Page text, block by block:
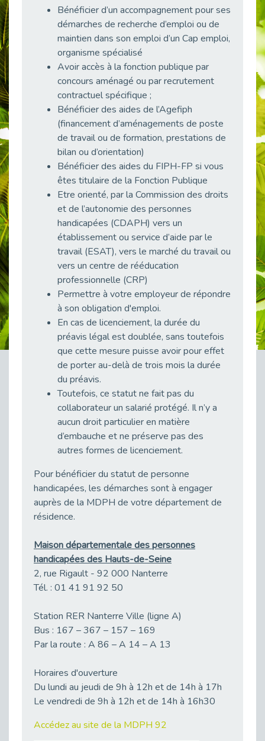
Publié le 12/05/2026
38 vidéos pour comprendre et agir durablement
Publié le 04/05/2026
Le taux d’emploi direct dans la fonction publique dépasse 6 % en 2025
Publié le 01/05/2026
Témoignage : Le parcours de Marc, 44 ans
Publié le 30/04/2026
Publié le 29/04/2026
Optimiser son CV lorsqu’on est en situation de handicap
Publié le 27/04/2026
Mobilisation pour l’alternance et le handicap
Publié le 24/04/2026
Publié le 23/04/2026
Témoignage : "Le maintien en emploi est un investissement, pas une contrainte."
Publié le 22/04/2026
L’équipe de Cap Emploi 92 s’agrandit : Bienvenue à Charmila, Khoudia et Fadila !
Publié le 20/04/2026
Publié le 20/04/2026
Emploi et Handicap : Une alliance de style entre Cap Emploi 92 et La Cravate Solidaire
Publié le 20/04/2026
Publié le 13/04/2026
Publié le 11/04/2026
Publié le 11/04/2026
Publié le 11/04/2026
Publié le 11/04/2026
Publié le 07/04/2026
Publié le 03/04/2026
Avril, mois de l’accompagnement dans l’emploi avec Cap emploi.
Bénéficier d’un accompagnement pour ses
démarches de recherche d’emploi ou de
maintien dans son emploi d’un Cap emploi,
organisme spécialisé
Avoir accès à la fonction publique par
concours aménagé ou par recrutement
contractuel spécifique ;
Bénéficier des aides de l’Agefiph
(financement d’aménagements de poste
de travail ou de formation, prestations de
bilan ou d’orientation)
Bénéficier des aides du FIPH-FP si vous
êtes titulaire de la Fonction Publique
Etre orienté, par la Commission des droits
et de l’autonomie des personnes
handicapées (CDAPH) vers un
établissement ou service d’aide par le
travail (ESAT), vers le marché du travail ou
vers un centre de rééducation
professionnelle (CRP)
Permettre à votre employeur de répondre
à son obligation d'emploi.
En cas de licenciement, la durée du
préavis légal est doublée, sans toutefois
que cette mesure puisse avoir pour effet
de porter au-delà de trois mois la durée
du préavis.
Toutefois, ce statut ne fait pas du
collaborateur un salarié protégé. Il n’y a
aucun droit particulier en matière
d’embauche et ne préserve pas des
autres formes de licenciement.
Pour bénéficier du statut de personne
handicapées, les démarches sont à engager
auprès de la MDPH de votre département de
résidence.
Maison départementale des personnes
handicapées des Hauts-de-Seine
2, rue Rigault - 92 000 Nanterre
Tél. : 01 41 91 92 50
Station RER Nanterre Ville (ligne A)
Bus : 167 – 367 – 157 – 169
Par la route : A 86 – A 14 – A 13
Horaires d'ouverture
Du lundi au jeudi de 9h à 12h et de 14h à 17h
Le vendredi de 9h à 12h et de 14h à 16h30
Accédez au site de la MDPH 92